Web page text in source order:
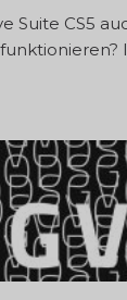
Suite CS5